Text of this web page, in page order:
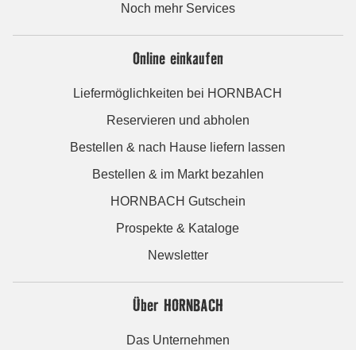
Noch mehr Services
Online einkaufen
Liefermöglichkeiten bei HORNBACH
Reservieren und abholen
Bestellen & nach Hause liefern lassen
Bestellen & im Markt bezahlen
HORNBACH Gutschein
Prospekte & Kataloge
Newsletter
Über HORNBACH
Das Unternehmen